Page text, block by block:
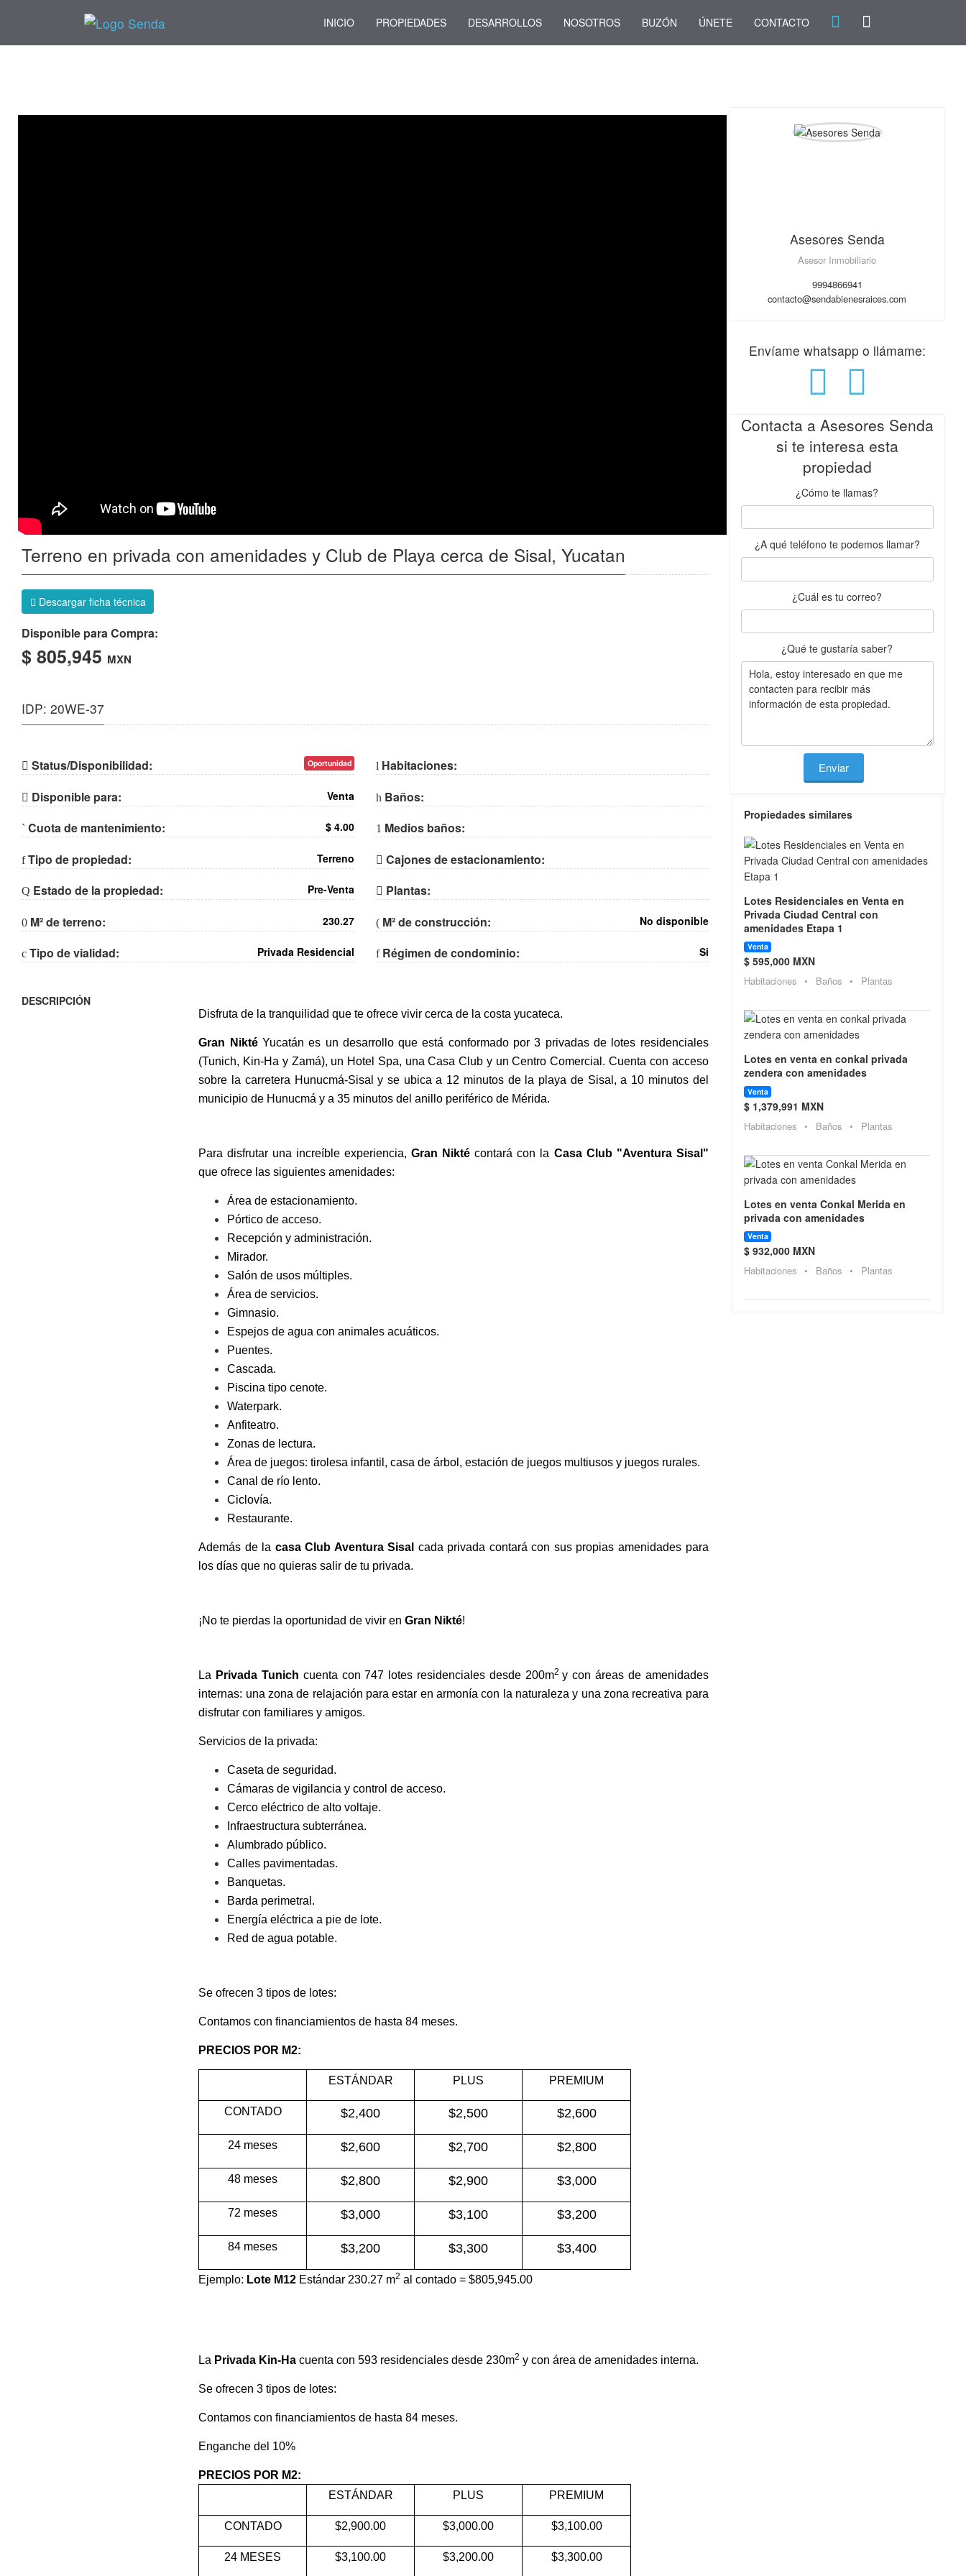
INICIO PROPIEDADES DESARROLLOS NOSOTROS BUZÓN ÚNETE CONTACTO
Terreno en privada con amenidades y Club de Playa cerca de Sisal, Yucatan
Descargar ficha técnica
Disponible para Compra:
$ 805,945 MXN
IDP: 20WE-37
Status/Disponibilidad: Oportunidad
Disponible para: Venta
Cuota de mantenimiento: $ 4.00
Tipo de propiedad: Terreno
Estado de la propiedad: Pre-Venta
M² de terreno: 230.27
Tipo de vialidad: Privada Residencial
Habitaciones:
Baños:
Medios baños:
Cajones de estacionamiento:
Plantas:
M² de construcción:
No disponible
Régimen de condominio: Si
DESCRIPCIÓN
Disfruta de la tranquilidad que te ofrece vivir cerca de la costa yucateca.
Gran NiktéYucatán es un desarrollo que está conformado por 3 privadas de lotes residenciales
(Tunich, Kin-Ha y Zamá), un Hotel Spa, una Casa Club y un Centro Comercial. Cuenta con acceso
sobre la carretera Hunucmá-Sisal y se ubica a 12 minutos de la playa de Sisal, a 10 minutos del
municipio de Hunucmá y a 35 minutos del anillo periférico de Mérida.
Para disfrutar una increíble experiencia,Gran Nikté contará con la Casa Club "Aventura Sisal"
que ofrece las siguientes amenidades:
Área de estacionamiento.
Pórtico de acceso.
Recepción y administración.
Mirador.
Salón de usos múltiples.
Área de servicios.
Gimnasio.
Espejos de agua con animales acuáticos.
Puentes.
Cascada.
Piscina tipo cenote.
Waterpark.
Anfiteatro.
Zonas de lectura.
Área de juegos: tirolesa infantil, casa de árbol, estación de juegos multiusos y juegos rurales.
Canal de río lento.
Ciclovía.
Restaurante.
Además de la casa Club Aventura Sisal cada privada contará con sus propias amenidades para
los días que no quieras salir de tu privada.
¡No te pierdas la oportunidad de vivir enGran Nikté!
La Privada Tunich cuenta con 747 lotes residenciales desde 200m2y con áreas de amenidades
internas: una zona de relajación para estar en armonía con la naturaleza y una zona recreativa para
disfrutar con familiares y amigos.
Servicios de la privada:
Caseta de seguridad.
Cámaras de vigilancia y control de acceso.
Cerco eléctrico de alto voltaje.
Infraestructura subterránea.
Alumbrado público.
Calles pavimentadas.
Banquetas.
Barda perimetral.
Energía eléctrica a pie de lote.
Red de agua potable.
Se ofrecen 3 tipos de lotes:
Contamos con financiamientos de hasta 84 meses.
PRECIOS POR M2:
ESTÁNDAR PLUS PREMIUM
CONTADO $2,400 $2,500 $2,600
24 meses $2,600 $2,700 $2,800
48 meses $2,800 $2,900 $3,000
72 meses $3,000 $3,100 $3,200
84 meses $3,200 $3,300 $3,400
Ejemplo: Lote M12 Estándar 230.27 m2 al contado = $805,945.00
La Privada Kin-Ha cuenta con 593 residenciales desde 230m2 y con área de amenidades interna.
Se ofrecen 3 tipos de lotes:
Contamos con financiamientos de hasta 84 meses.
Enganche del 10%
PRECIOS POR M2:
ESTÁNDAR
PLUS PREMIUM
CONTADO $2,900.00 $3,000.00 $3,100.00
24 MESES $3,100.00 $3,200.00 $3,300.00
Asesores Senda
Asesor Inmobiliario
9994866941
contacto@sendabienesraices.com
Envíame whatsapp o llámame:
Contacta a Asesores Senda
si te interesa esta
propiedad
¿Cómo te llamas?
¿A qué teléfono te podemos llamar?
¿Cuál es tu correo?
¿Qué te gustaría saber?
Enviar
Propiedades similares
Lotes Residenciales en Venta en
Privada Ciudad Central con
amenidades Etapa 1
Venta
$ 595,000 MXN
Habitaciones • Baños • Plantas
Lotes en venta en conkal privada
zendera con amenidades
Venta
$ 1,379,991 MXN
Habitaciones • Baños • Plantas
Lotes en venta Conkal Merida en
privada con amenidades
Venta
$ 932,000 MXN
Habitaciones • Baños • Plantas